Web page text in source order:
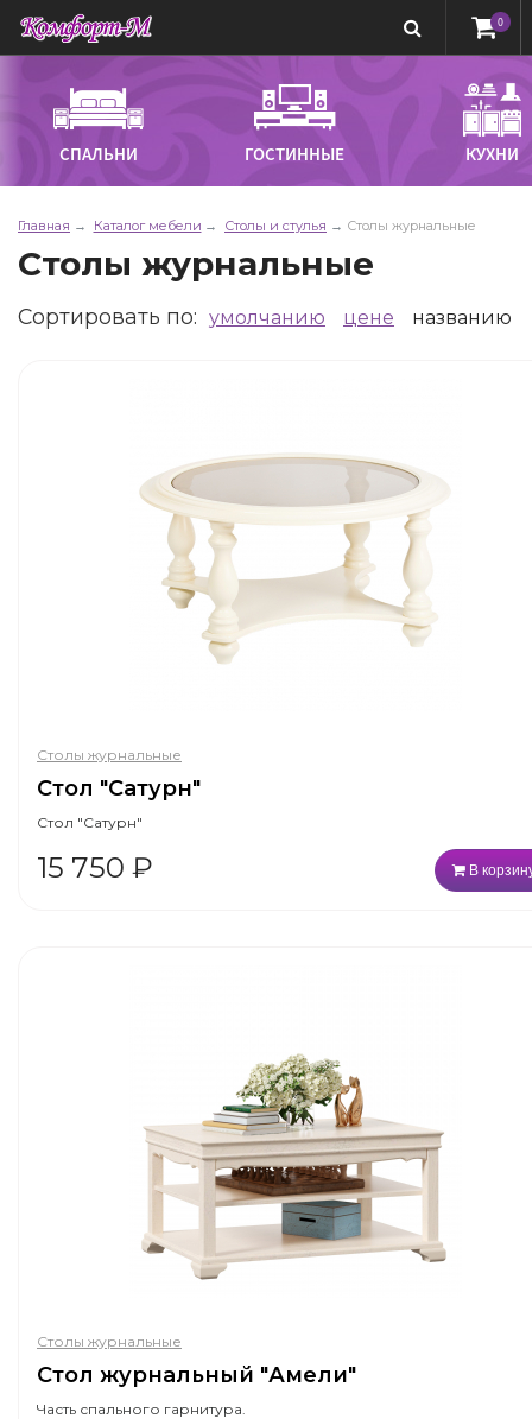
0
СПАЛЬНИ ГОСТИННЫЕ КУХНИ
Главная Каталог мебели Столы и стулья Столы журнальные
Столы журнальные
Сортировать по: умолчанию цене названию
Столы журнальные
Стол "Сатурн"
Стол "Сатурн"
15 750 ₽ В
Столы журнальные
Стол журнальный "Амели"
Часть спального гарнитура.